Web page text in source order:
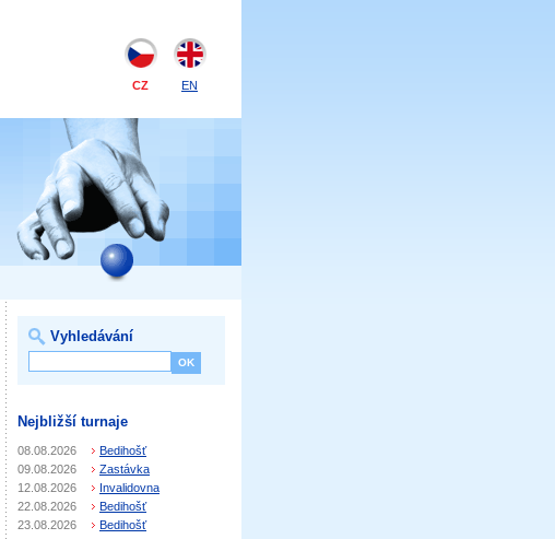
CZ EN
Vyhledávání
Nejbližší turnaje
08.08.2026
Bedihošť
09.08.2026
Zastávka
12.08.2026
Invalidovna
22.08.2026
Bedihošť
23.08.2026
Bedihošť